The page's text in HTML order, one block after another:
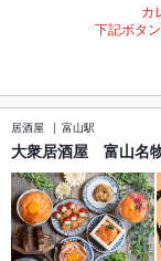
カ
下記ボタ
居酒屋 富山駅
大衆居酒屋 富山